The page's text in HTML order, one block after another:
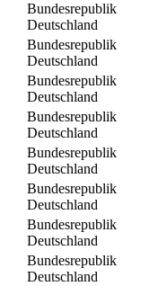
Bundesrepublik
Deutschland
Bundesrepublik
Deutschland
Bundesrepublik
Deutschland
Bundesrepublik
Deutschland
Bundesrepublik
Deutschland
Bundesrepublik
Deutschland
Bundesrepublik
Deutschland
Bundesrepublik
Deutschland